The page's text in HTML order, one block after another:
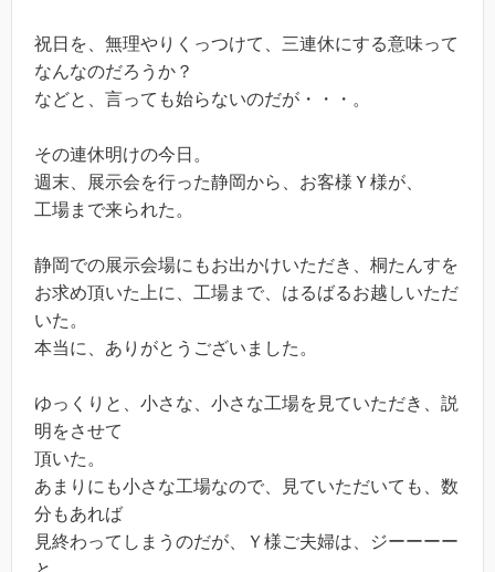
祝日を、無理やりくっつけて、三連休にする意味って
なんなのだろうか？
などと、言っても始らないのだが・・・。
その連休明けの今日。
週末、展示会を行った静岡から、お客様Ｙ様が、
工場まで来られた。
静岡での展示会場にもお出かけいただき、桐たんすを
お求め頂いた上に、工場まで、はるばるお越しいただ
いた。
本当に、ありがとうございました。
ゆっくりと、小さな、小さな工場を見ていただき、説
明をさせて
頂いた。
あまりにも小さな工場なので、見ていただいても、数
分もあれば
見終わってしまうのだが、Ｙ様ご夫婦は、ジーーーー